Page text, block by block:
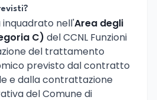
nell'Area degli
C) del CCNL Funzioni
del trattamento
previsto dal contratto
e dalla contrattazione
del Comune di